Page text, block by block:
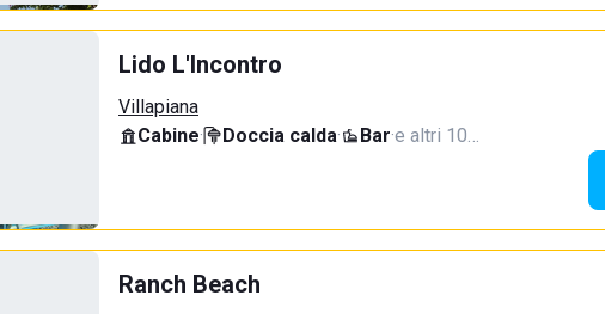
Lido L'Incontro
Villapiana
Cabine· Doccia calda· Bar·e altri 10…
Ranch Beach